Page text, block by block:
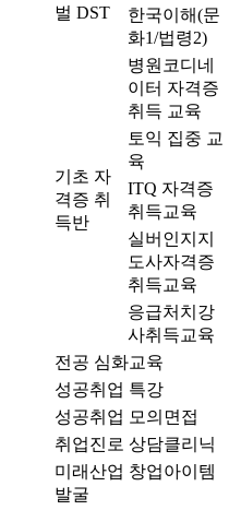
벌 DST
한국이해(문
화1/법령2)
기초 자
격증 취
득반
병원코디네
이터 자격증
취득 교육
토익 집중 교
육
ITQ 자격증
취득교육
실버인지지
도사자격증
취득교육
응급처치강
사취득교육
전공 심화교육
성공취업 특강
성공취업 모의면접
취업진로 상담클리닉
미래산업 창업아이템
발굴